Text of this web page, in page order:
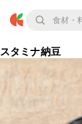
スタミナ納豆